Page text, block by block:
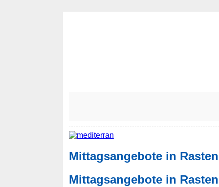
Mittagsangebote in
Mittagsangebote in